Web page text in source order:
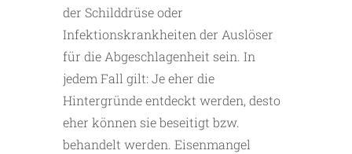
der Schilddrüse oder
Infektionskrankheiten der Auslöser
für die Abgeschlagenheit sein. In
jedem Fall gilt: Je eher die
Hintergründe entdeckt werden, desto
eher können sie beseitigt bzw.
behandelt werden. Eisenmangel